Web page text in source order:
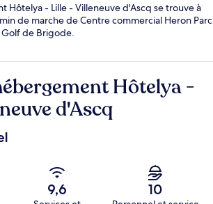
Hôtelya - Lille - Villeneuve d'Ascq se trouve à
de marche de Centre commercial Heron Parc
Golf de Brigode.
Hôtelya -
d'Ascq
9,6 10